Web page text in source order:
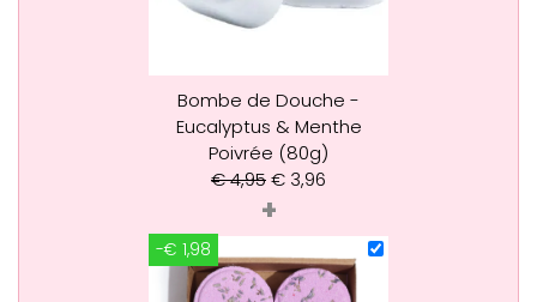
Bombe de Douche -
Eucalyptus & Menthe
Poivrée (80g)
€4,95€ 3,96
+
-€ 1,98